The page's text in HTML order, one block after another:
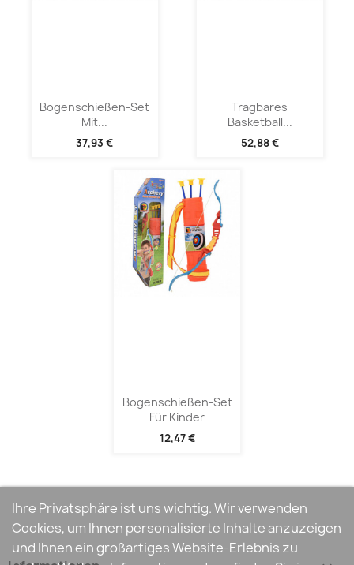
Bogenschießen-Set
Mit...
37,93 €
Tragbares
Basketball...
52,88 €
Bogenschießen-Set
Für Kinder
12,47 €
Ihre Privatsphäre ist uns wichtig. Wir verwenden
Cookies, um Ihnen personalisierte Inhalte anzuzeigen
und Ihnen ein großartiges Website-Erlebnis zu